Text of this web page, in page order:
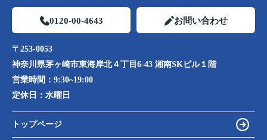
0120-00-4643 お問い合わせ
〒253-0053
神奈川県茅ヶ崎市東海岸北４丁目6-43 湘南SKビル１階
営業時間： 9:30~19:00
定休日： 水曜日
トップページ